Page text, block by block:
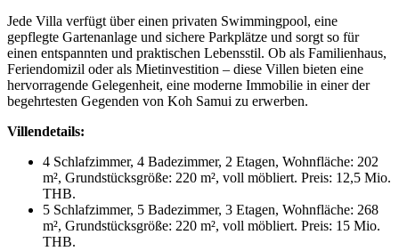
Jede Villa verfügt über einen privaten Swimmingpool, eine
gepflegte Gartenanlage und sichere Parkplätze und sorgt so für
einen entspannten und praktischen Lebensstil. Ob als Familienhaus,
Feriendomizil oder als Mietinvestition – diese Villen bieten eine
hervorragende Gelegenheit, eine moderne Immobilie in einer der
begehrtesten Gegenden von Koh Samui zu erwerben.
Villendetails:
4 Schlafzimmer, 4 Badezimmer, 2 Etagen, Wohnfläche: 202
m², Grundstücksgröße: 220 m², voll möbliert. Preis: 12,5 Mio.
THB.
5 Schlafzimmer, 5 Badezimmer, 3 Etagen, Wohnfläche: 268
m², Grundstücksgröße: 220 m², voll möbliert. Preis: 15 Mio.
THB.